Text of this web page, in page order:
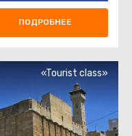
ПОДРОБНЕЕ
«Tourist class»